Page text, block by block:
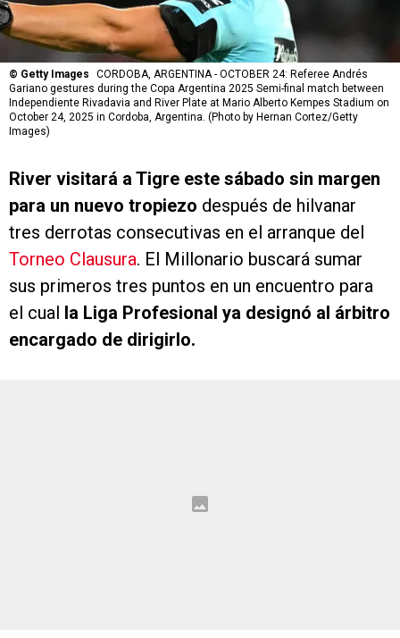
© Getty Images
CORDOBA, ARGENTINA - OCTOBER 24: Referee Andrés
Gariano gestures during the Copa Argentina 2025 Semi-final match between
Independiente Rivadavia and River Plate at Mario Alberto Kempes Stadium on
October 24, 2025 in Cordoba, Argentina. (Photo by Hernan Cortez/Getty
Images)
River visitará a Tigre este sábado sin margen
para un nuevo tropiezo después de hilvanar
tres derrotas consecutivas en el arranque del
Torneo Clausura. El Millonario buscará sumar
sus primeros tres puntos en un encuentro para
el cual la Liga Profesional ya designó al árbitro
encargado de dirigirlo.